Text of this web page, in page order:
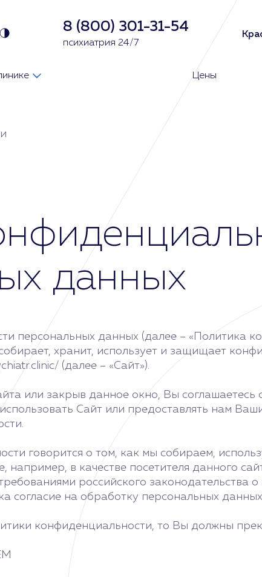
8 (800) 301-31-54
психиатрия 24/7
Цены
данных
персональных данных (далее – «Политика
хранит, использует и защищает
(далее – «Сайт»).
или закрыв данное окно, Вы
Сайт или предоставлять нам
говорится о том, как мы собираем,
например, в качестве посетителя данного
российского
согласие на обработку персональных
конфиденциальности, то Вы должны